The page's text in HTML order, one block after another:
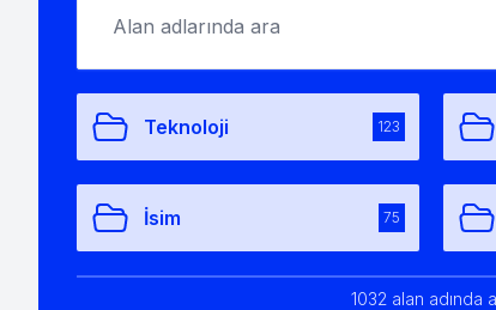
Teknoloji 123
İsim 75
1032 alan adında